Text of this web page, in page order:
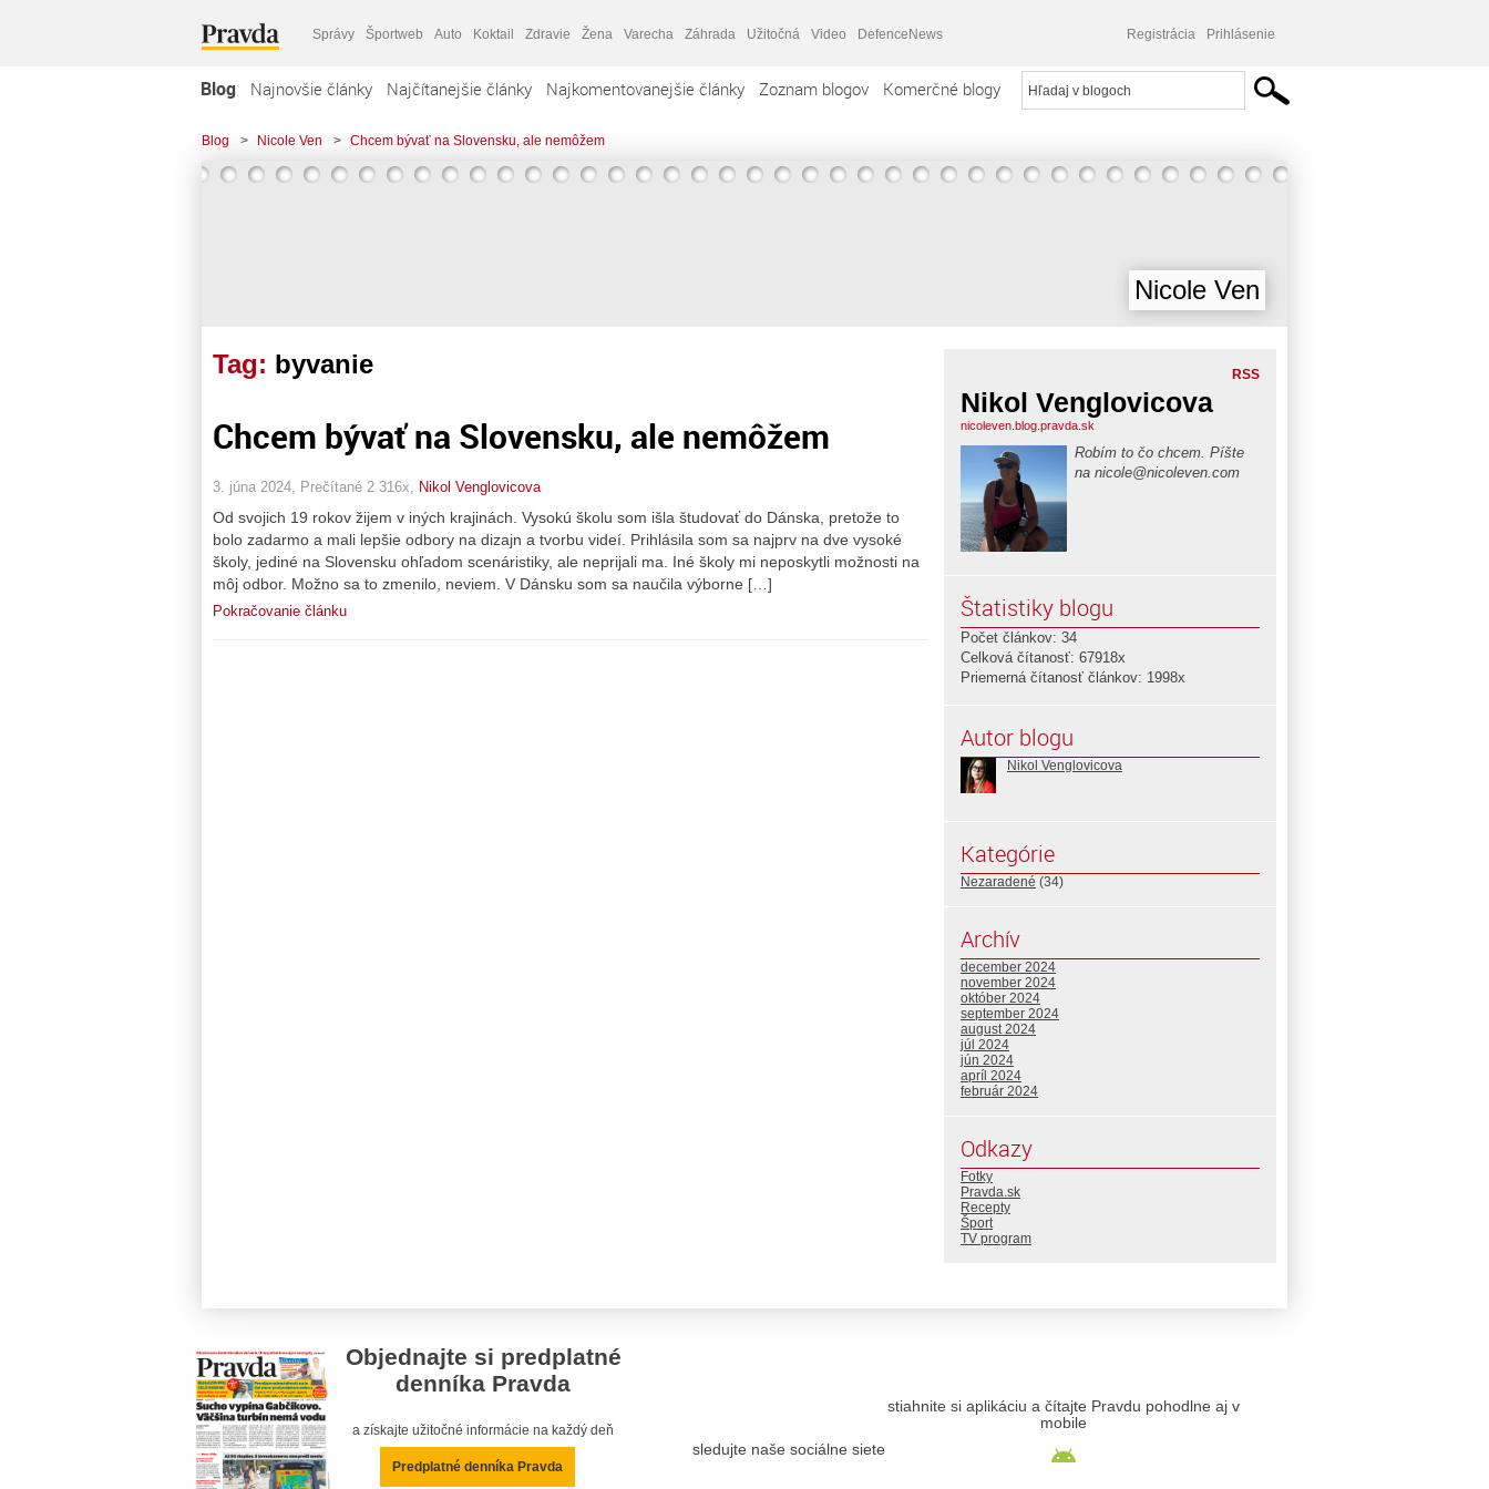
Správy Športweb Auto Koktail Zdravie Žena Varecha Záhrada Užitočná Video DefenceNews Registrácia Prihlásenie
Blog Najnovšie články Najčítanejšie články Najkomentovanejšie články Zoznam blogov Komerčné blogy
Blog > Nicole Ven > Chcem bývať na Slovensku, ale nemôžem
Nicole Ven
Tag: byvanie
Chcem bývať na Slovensku, ale nemôžem
3. júna 2024, Prečítané 2 316x, Nikol Venglovicova
Od svojich 19 rokov žijem v iných krajinách. Vysokú školu som išla študovať do Dánska, pretože to
bolo zadarmo a mali lepšie odbory na dizajn a tvorbu videí. Prihlásila som sa najprv na dve vysoké
školy, jediné na Slovensku ohľadom scenáristiky, ale neprijali ma. Iné školy mi neposkytli možnosti na
môj odbor. Možno sa to zmenilo, neviem. V Dánsku som sa naučila výborne […]
Pokračovanie článku
RSS
Nikol Venglovicova
nicoleven.blog.pravda.sk
Robím to čo chcem. Píšte
na nicole@nicoleven.com
Štatistiky blogu
Počet článkov: 34
Celková čítanosť: 67918x
Priemerná čítanosť článkov: 1998x
Autor blogu
Nikol Venglovicova
Kategórie
Nezaradené (34)
Archív
december 2024
november 2024
október 2024
september 2024
august 2024
júl 2024
jún 2024
apríl 2024
február 2024
Odkazy
Fotky
Pravda.sk
Recepty
Šport
TV program
Objednajte si predplatné
denníka Pravda
a získajte užitočné informácie na každý deň
Predplatné denníka Pravda
sledujte naše sociálne siete
stiahnite si aplikáciu a čítajte Pravdu pohodlne aj v
mobile